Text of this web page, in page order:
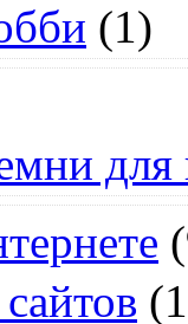
(1)
для